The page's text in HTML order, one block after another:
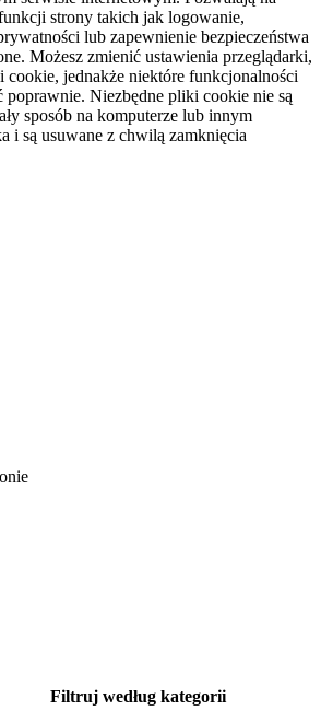
strony takich jak logowanie,
lub zapewnienie bezpieczeństwa
Możesz zmienić ustawienia przeglądarki,
jednakże niektóre funkcjonalności
poprawnie. Niezbędne pliki cookie nie są
sposób na komputerze lub innym
i są usuwane z chwilą zamknięcia
Filtruj według kategorii